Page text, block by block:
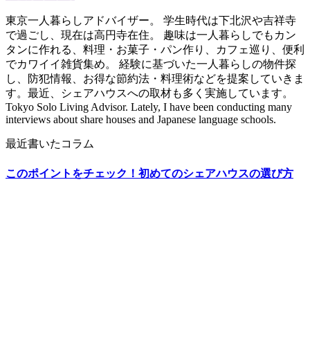
東京一人暮らしアドバイザー。 学生時代は下北沢や吉祥寺
で過ごし、現在は高円寺在住。 趣味は一人暮らしでもカン
タンに作れる、料理・お菓子・パン作り、カフェ巡り、便利
でカワイイ雑貨集め。 経験に基づいた一人暮らしの物件探
し、防犯情報、お得な節約法・料理術などを提案していきま
す。最近、シェアハウスへの取材も多く実施しています。
Tokyo Solo Living Advisor. Lately, I have been conducting many
interviews about share houses and Japanese language schools.
最近書いたコラム
このポイントをチェック！初めてのシェアハウスの選び方